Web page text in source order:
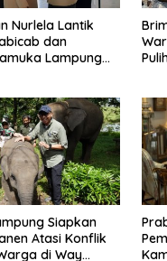
Nurlela Lantik
dan
Lampung
Siapkan
Atasi Konflik
di Way